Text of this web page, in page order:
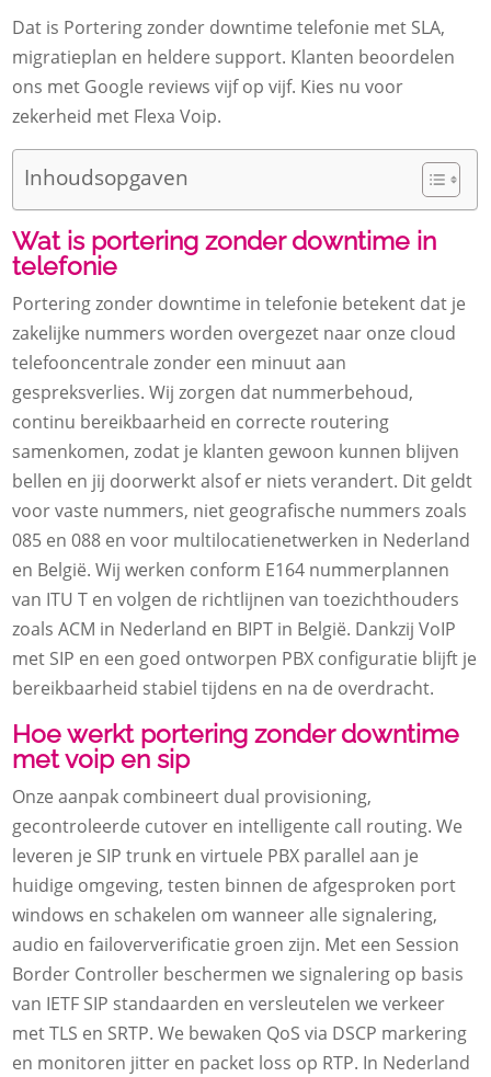
Dat is Portering zonder downtime telefonie met SLA,
migratieplan en heldere support. Klanten beoordelen
ons met Google reviews vijf op vijf. Kies nu voor
zekerheid met Flexa Voip.
Inhoudsopgaven
Wat is portering zonder downtime in
telefonie
Portering zonder downtime in telefonie betekent dat je
zakelijke nummers worden overgezet naar onze cloud
telefooncentrale zonder een minuut aan
gespreksverlies. Wij zorgen dat nummerbehoud,
continu bereikbaarheid en correcte routering
samenkomen, zodat je klanten gewoon kunnen blijven
bellen en jij doorwerkt alsof er niets verandert. Dit geldt
voor vaste nummers, niet geografische nummers zoals
085 en 088 en voor multilocatienetwerken in Nederland
en België. Wij werken conform E164 nummerplannen
van ITU T en volgen de richtlijnen van toezichthouders
zoals ACM in Nederland en BIPT in België. Dankzij VoIP
met SIP en een goed ontworpen PBX configuratie blijft je
bereikbaarheid stabiel tijdens en na de overdracht.
Hoe werkt portering zonder downtime
met voip en sip
Onze aanpak combineert dual provisioning,
gecontroleerde cutover en intelligente call routing. We
leveren je SIP trunk en virtuele PBX parallel aan je
huidige omgeving, testen binnen de afgesproken port
windows en schakelen om wanneer alle signalering,
audio en failoververificatie groen zijn. Met een Session
Border Controller beschermen we signalering op basis
van IETF SIP standaarden en versleutelen we verkeer
met TLS en SRTP. We bewaken QoS via DSCP markering
en monitoren jitter en packet loss op RTP. In Nederland